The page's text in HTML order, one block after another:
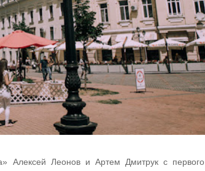
Алексей Леонов и Артем Дмитрук с